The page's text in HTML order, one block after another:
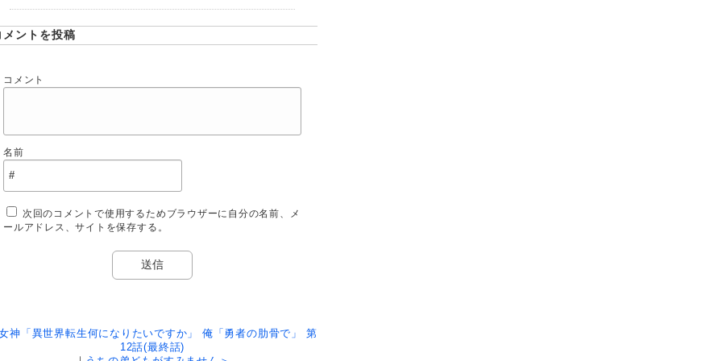
メントを投稿
コメント
名前
次回のコメントで使用するためブラウザーに自分の名前、メ
ールアドレス、サイトを保存する。
神「異世界転生何になりたいですか」 俺「勇者の肋骨で」 第
12話(最終話)